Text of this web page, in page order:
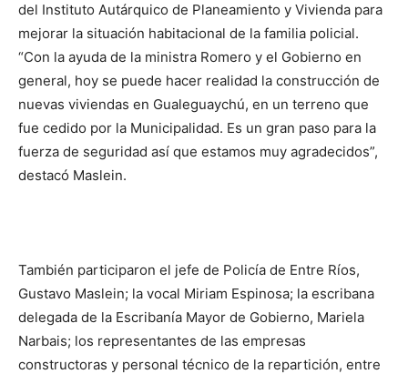
del Instituto Autárquico de Planeamiento y Vivienda para
mejorar la situación habitacional de la familia policial.
“Con la ayuda de la ministra Romero y el Gobierno en
general, hoy se puede hacer realidad la construcción de
nuevas viviendas en Gualeguaychú, en un terreno que
fue cedido por la Municipalidad. Es un gran paso para la
fuerza de seguridad así que estamos muy agradecidos”,
destacó Maslein.
También participaron el jefe de Policía de Entre Ríos,
Gustavo Maslein; la vocal Miriam Espinosa; la escribana
delegada de la Escribanía Mayor de Gobierno, Mariela
Narbais; los representantes de las empresas
constructoras y personal técnico de la repartición, entre